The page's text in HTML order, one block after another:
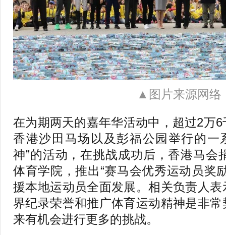
▲图片来源网络
在为期两天的嘉年华活动中，超过2万
香港沙田马场以及彭福公园举行的一
神”的活动，在挑战成功后，香港马会
体育学院，推出“赛马会优秀运动员奖
援本地运动员全面发展。相关负责人
界纪录荣誉和推广体育运动精神是非
来有机会进行更多的挑战。